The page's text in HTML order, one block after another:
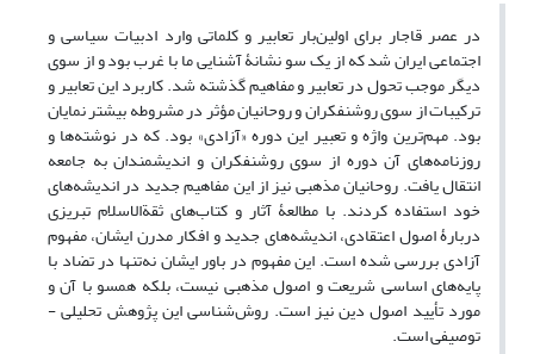
در عصر قاجار برای اولین‌بار تعابیر و کلماتی وارد ادبیات سیاسی و
اجتماعی ایران شد که از یک سو نشانۀ آشنایی ما با غرب بود و از سوی
دیگر موجب تحول در تعابیر و مفاهیم گذشته شد. کاربرد این تعابیر و
ترکیبات از سوی روشنفکران و روحانیان مؤثر در مشروطه بیشتر نمایان
بود. مهم‌ترین واژه و تعبیر این دوره «آزادی» بود. که در نوشته‌ها و
روزنامه‌های آن دوره از سوی روشنفکران و اندیشمندان به جامعه
انتقال یافت. روحانیان مذهبی نیز از این مفاهیم جدید در اندیشه‌های
خود استفاده کردند. با مطالعۀ آثار و کتاب‌های ثقة‌الاسلام تبریزی
دربارۀ اصول اعتقادی، اندیشه‌های جدید و افکار مدرن ایشان، مفهوم
آزادی بررسی شده است. این مفهوم در باور ایشان نه‌تنها در تضاد با
پایه‌های اساسی شریعت و اصول مذهبی نیست، بلکه همسو با آن و
مورد تأیید اصول دین نیز است. روش‌شناسی این پژوهش تحلیلی -
توصیفی است.